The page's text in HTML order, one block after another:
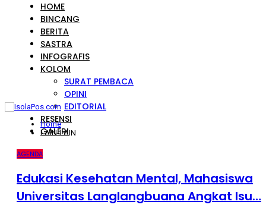
HOME
BINCANG
BERITA
SASTRA
INFOGRAFIS
KOLOM
SURAT PEMBACA
OPINI
EDITORIAL
RESENSI
GALERI
Home
LAIN-LAIN
AGENDA
Edukasi Kesehatan Mental, Mahasiswa
Universitas Langlangbuana Angkat Isu…